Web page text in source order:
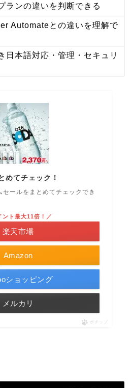
ランの違いを判断できる
Automateとの違いを理解で
日本語対応・管理・セキュリ
めてチェック！
ールをまとめてチェックでき
Amazon
ント最大11倍！／
楽天市場
ショッピング
メルカリ
ポチップ